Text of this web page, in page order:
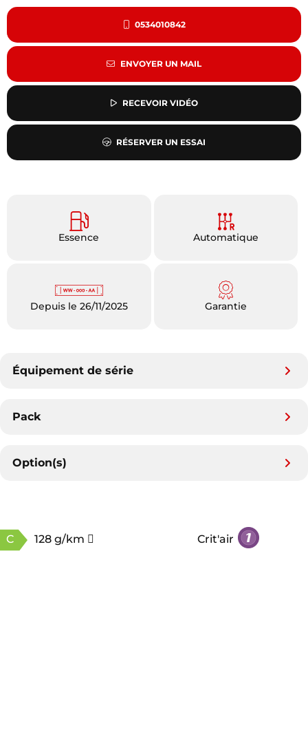
0534010842
ENVOYER UN MAIL
RECEVOIR VIDÉO
RÉSERVER UN ESSAI
Essence Automatique
Depuis le 26/11/2025 Garantie
Équipement de série
Pack
Option(s)
C 128 g/km Crit'air